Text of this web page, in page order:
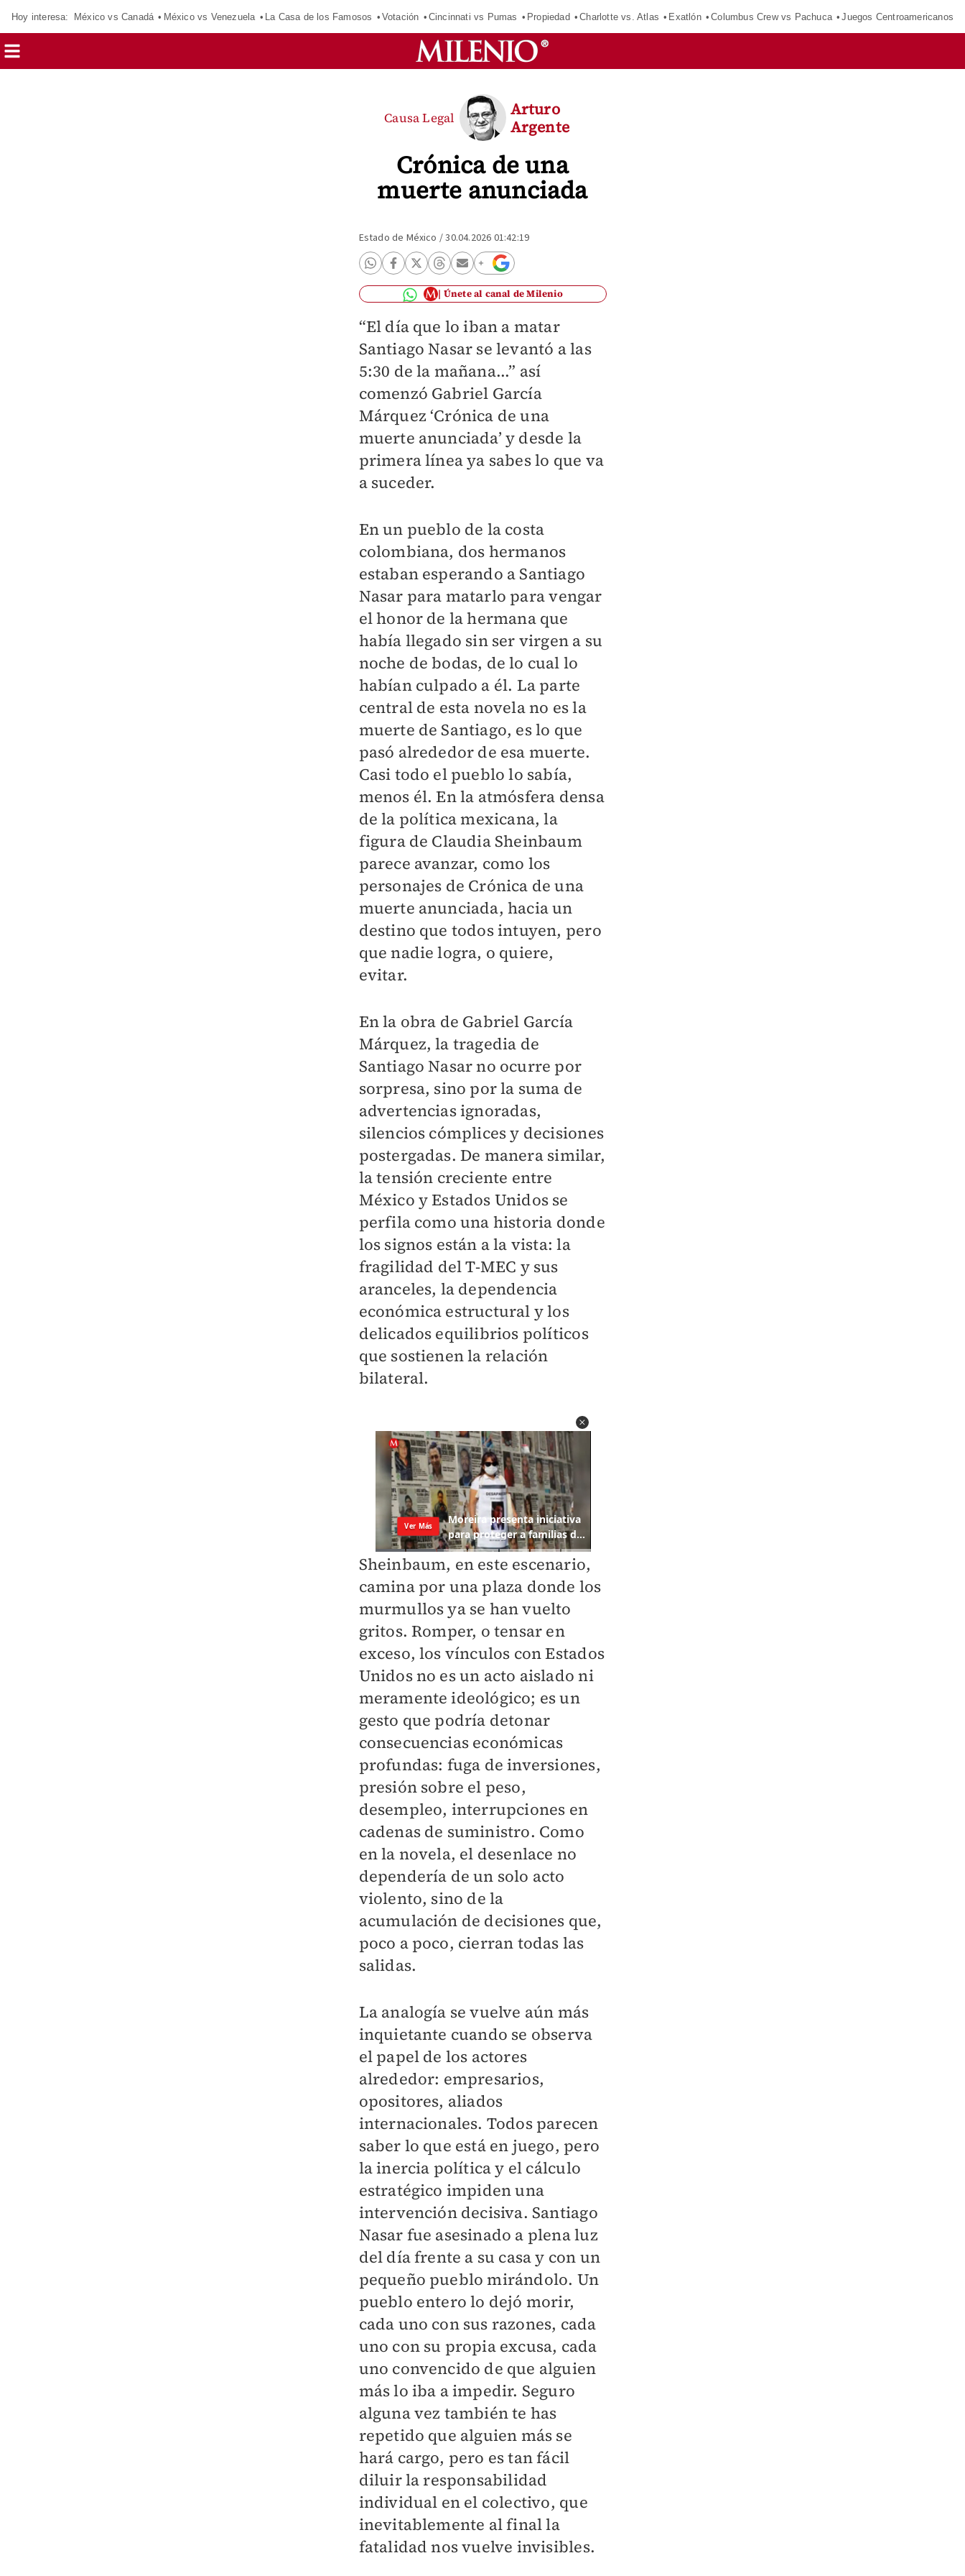
Hoy interesa: México vs Canadá México vs Venezuela La Casa de los Famosos Votación Cincinnati vs Pumas Propiedad Charlotte vs. Atlas Exatlón Columbus Crew vs Pachuca Juegos Centroamericanos
Crónica de una
muerte anunciada
Causa Legal
Arturo
Argente
Estado de México /30.04.2026 01:42:19
Únete al canal de Milenio
“El día que lo iban a matar
Santiago Nasar se levantó a las
5:30 de la mañana...” así
comenzó Gabriel García
Márquez ‘Crónica de una
muerte anunciada’ y desde la
primera línea ya sabes lo que va
a suceder.
En un pueblo de la costa
colombiana, dos hermanos
estaban esperando a Santiago
Nasar para matarlo para vengar
el honor de la hermana que
había llegado sin ser virgen a su
noche de bodas, de lo cual lo
habían culpado a él. La parte
central de esta novela no es la
muerte de Santiago, es lo que
pasó alrededor de esa muerte.
Casi todo el pueblo lo sabía,
menos él. En la atmósfera densa
de la política mexicana, la
figura de Claudia Sheinbaum
parece avanzar, como los
personajes de Crónica de una
muerte anunciada, hacia un
destino que todos intuyen, pero
que nadie logra, o quiere,
evitar.
En la obra de Gabriel García
Márquez, la tragedia de
Santiago Nasar no ocurre por
sorpresa, sino por la suma de
advertencias ignoradas,
silencios cómplices y decisiones
postergadas. De manera similar,
la tensión creciente entre
México y Estados Unidos se
perfila como una historia donde
los signos están a la vista: la
fragilidad del T-MEC y sus
aranceles, la dependencia
económica estructural y los
delicados equilibrios políticos
que sostienen la relación
bilateral.
Sheinbaum, en este escenario,
camina por una plaza donde los
murmullos ya se han vuelto
gritos. Romper, o tensar en
exceso, los vínculos con Estados
Unidos no es un acto aislado ni
meramente ideológico; es un
gesto que podría detonar
consecuencias económicas
profundas: fuga de inversiones,
presión sobre el peso,
desempleo, interrupciones en
cadenas de suministro. Como
en la novela, el desenlace no
dependería de un solo acto
violento, sino de la
acumulación de decisiones que,
poco a poco, cierran todas las
salidas.
La analogía se vuelve aún más
inquietante cuando se observa
el papel de los actores
alrededor: empresarios,
opositores, aliados
internacionales. Todos parecen
saber lo que está en juego, pero
la inercia política y el cálculo
estratégico impiden una
intervención decisiva. Santiago
Nasar fue asesinado a plena luz
del día frente a su casa y con un
pequeño pueblo mirándolo. Un
pueblo entero lo dejó morir,
cada uno con sus razones, cada
uno con su propia excusa, cada
uno convencido de que alguien
más lo iba a impedir. Seguro
alguna vez también te has
repetido que alguien más se
hará cargo, pero es tan fácil
diluir la responsabilidad
individual en el colectivo, que
inevitablemente al final la
fatalidad nos vuelve invisibles.